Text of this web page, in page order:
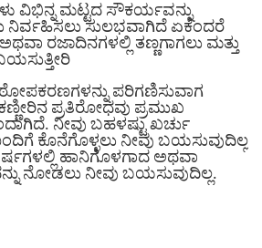
ವಿಭಿನ್ನ ಮಟ್ಟದ ಸೌಕರ್ಯವನ್ನು
ನಿರ್ವಹಿಸಲು ಸುಲಭವಾಗಿದೆ ಏಕೆಂದರೆ
ರಜಾದಿನಗಳಲ್ಲಿ ತಣ್ಣಗಾಗಲು ಮತ್ತು
ಪರಿಗಣಿಸುವಾಗ
ಪ್ರತಿರೋಧವು ಪ್ರಮುಖ
ನೀವು ಬಹಳಷ್ಟು ಖರ್ಚು
ಕೊನೆಗೊಳ್ಳಲು ನೀವು ಬಯಸುವುದಿಲ್ಲ
ಹಾನಿಗೊಳಗಾದ ಅಥವಾ
ನೋಡಲು ನೀವು ಬಯಸುವುದಿಲ್ಲ.